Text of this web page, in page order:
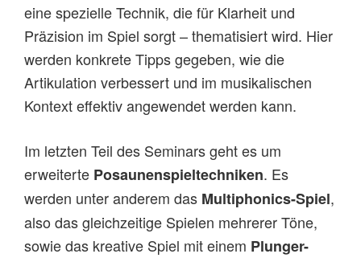
eine spezielle Technik, die für Klarheit und
Präzision im Spiel sorgt – thematisiert wird. Hier
werden konkrete Tipps gegeben, wie die
Artikulation verbessert und im musikalischen
Kontext effektiv angewendet werden kann.
Im letzten Teil des Seminars geht es um
erweiterte Posaunenspieltechniken. Es
werden unter anderem das Multiphonics-Spiel,
also das gleichzeitige Spielen mehrerer Töne,
sowie das kreative Spiel mit einem Plunger-